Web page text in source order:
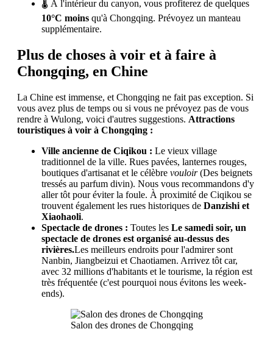
🌡️ À l'intérieur du canyon, vous profiterez de quelques
10°C moins qu'à Chongqing. Prévoyez un manteau
supplémentaire.
Plus de choses à voir et à faire à
Chongqing, en Chine
La Chine est immense, et Chongqing ne fait pas exception. Si
vous avez plus de temps ou si vous ne prévoyez pas de vous
rendre à Wulong, voici d'autres suggestions. Attractions
touristiques à voir à Chongqing :
Ville ancienne de Ciqikou : Le vieux village
traditionnel de la ville. Rues pavées, lanternes rouges,
boutiques d'artisanat et le célèbre vouloir(Des beignets
tressés au parfum divin). Nous vous recommandons d'y
aller tôt pour éviter la foule. À proximité de Ciqikou se
trouvent également les rues historiques de Danzishi et
Xiaohaoli.
Spectacle de drones : Toutes les Le samedi soir, un
spectacle de drones est organisé au-dessus des
rivières.Les meilleurs endroits pour l'admirer sont
Nanbin, Jiangbeizui et Chaotiamen. Arrivez tôt car,
avec 32 millions d'habitants et le tourisme, la région est
très fréquentée (c'est pourquoi nous évitons les week-
ends).
Salon des drones de Chongqing